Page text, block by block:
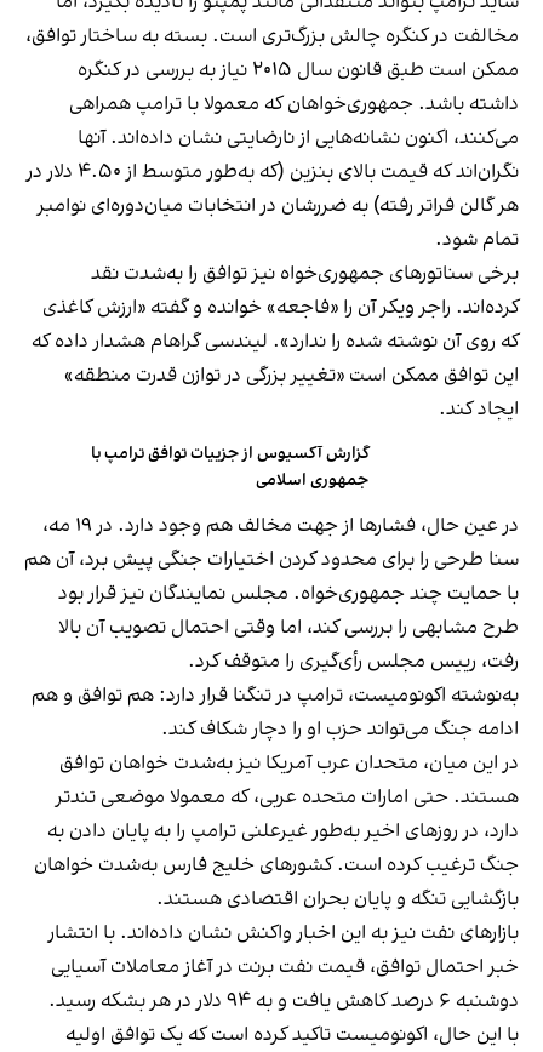
مخالفت در کنگره چالش بزرگ‌تری است. بسته به ساختار توافق،
ممکن است طبق قانون سال ۲۰۱۵ نیاز به بررسی در کنگره
داشته باشد. جمهوری‌خواهان که معمولا با ترامپ همراهی
می‌کنند، اکنون نشانه‌هایی از نارضایتی نشان داده‌اند. آنها
نگران‌اند که قیمت بالای بنزین (که به‌طور متوسط از ۴.۵۰ دلار در
هر گالن فراتر رفته) به ضررشان در انتخابات میان‌دوره‌ای نوامبر
تمام شود.
برخی سناتورهای جمهوری‌خواه نیز توافق را به‌شدت نقد
کرده‌اند. راجر ویکر آن را «فاجعه» خوانده و گفته «ارزش کاغذی
که روی آن نوشته شده را ندارد». لیندسی گراهام هشدار داده که
این توافق ممکن است «تغییر بزرگی در توازن قدرت منطقه»
ایجاد کند.
گزارش آکسیوس از جزییات توافق ترامپ با
جمهوری اسلامی
در عین حال، فشارها از جهت مخالف هم وجود دارد. در ۱۹ مه،
سنا طرحی را برای محدود کردن اختیارات جنگی پیش برد، آن هم
با حمایت چند جمهوری‌خواه. مجلس نمایندگان نیز قرار بود
طرح مشابهی را بررسی کند، اما وقتی احتمال تصویب آن بالا
رفت، رییس مجلس رأی‌گیری را متوقف کرد.
به‌نوشته اکونومیست، ترامپ در تنگنا قرار دارد: هم توافق و هم
ادامه جنگ می‌تواند حزب او را دچار شکاف کند.
در این میان، متحدان عرب آمریکا نیز به‌شدت خواهان توافق
هستند. حتی امارات متحده عربی، که معمولا موضعی تندتر
دارد، در روزهای اخیر به‌طور غیرعلنی ترامپ را به پایان دادن به
جنگ ترغیب کرده است. کشورهای خلیج فارس به‌شدت خواهان
بازگشایی تنگه و پایان بحران اقتصادی هستند.
بازارهای نفت نیز به این اخبار واکنش نشان داده‌اند. با انتشار
خبر احتمال توافق، قیمت نفت برنت در آغاز معاملات آسیایی
دوشنبه ۶ درصد کاهش یافت و به ۹۴ دلار در هر بشکه رسید.
با این حال، اکونومیست تاکید کرده است که یک توافق اولیه